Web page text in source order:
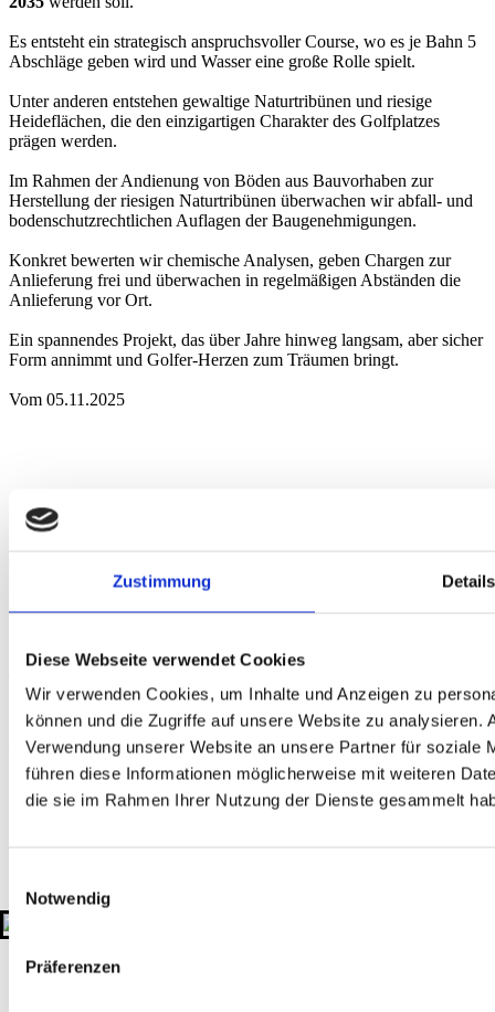
Zustimmung Details
Diese Webseite verwendet Cookies
Wir verwenden Cookies, um Inhalte und Anzeigen zu
können und die Zugriffe auf unsere Website zu analysieren.
Verwendung unserer Website an unsere Partner für soziale
führen diese Informationen möglicherweise mit weiteren
die sie im Rahmen Ihrer Nutzung der Dienste gesammelt
Notwendig
Präferenzen
Es entsteht ein strategisch anspruchsvoller Course, wo es je Bahn 5
Abschläge geben wird und Wasser eine große Rolle spielt.
Unter anderen entstehen gewaltige Naturtribünen und riesige
Heideflächen, die den einzigartigen Charakter des Golfplatzes
prägen werden.
Im Rahmen der Andienung von Böden aus Bauvorhaben zur
Herstellung der riesigen Naturtribünen überwachen wir abfall- und
bodenschutzrechtlichen Auflagen der Baugenehmigungen.
Konkret bewerten wir chemische Analysen, geben Chargen zur
Anlieferung frei und überwachen in regelmäßigen Abständen die
Anlieferung vor Ort.
Ein spannendes Projekt, das über Jahre hinweg langsam, aber sicher
Form annimmt und Golfer-Herzen zum Träumen bringt.
Vom 05.11.2025
Anfahrt
HamburgHannoverKarlsruhe
Neumarkt i. d.
NidderauNürnberg
Uelzen
Zertifizierungen Mitgliedschaften
Rechtliches
Impressum Datenschutzerklärung Hinweisgeber-Plattform
Kontakt
Sahlkamp 149
30179 Hannover
© 2026 GTU. Alle Rechte vorbehalten